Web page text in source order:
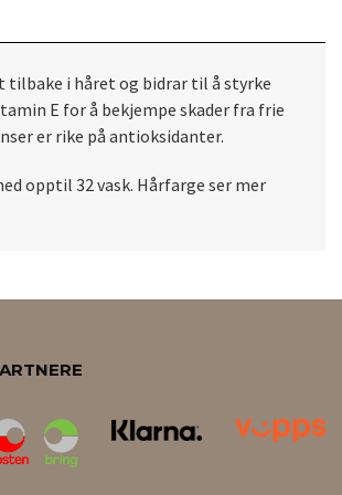
tilbake i håret og bidrar til å styrke
E for å bekjempe skader fra frie
er rike på antioksidanter.
opptil 32 vask. Hårfarge ser mer